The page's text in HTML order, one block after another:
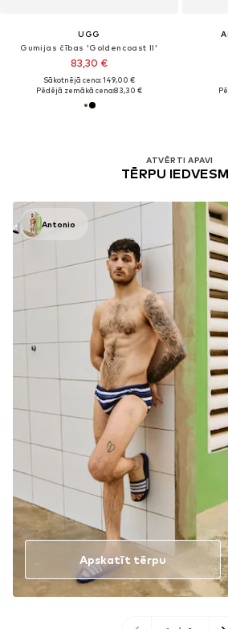
UGG
Gumijas čības 'Goldencoast II'
83,30 €
Sākotnējā cena: 149,00 €
Pēdējā zemākā cena:83,30 €
ATVĒRTI APAVI
TĒRPU
Antonio
Apskatīt tērpu